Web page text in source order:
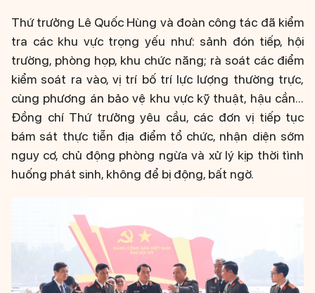
Thứ trưởng Lê Quốc Hùng và đoàn công tác đã kiểm
tra các khu vực trọng yếu như: sảnh đón tiếp, hội
trường, phòng họp, khu chức năng; rà soát các điểm
kiểm soát ra vào, vị trí bố trí lực lượng thường trực,
cùng phương án bảo vệ khu vực kỹ thuật, hậu cần...
Đồng chí Thứ trưởng yêu cầu, các đơn vị tiếp tục
bám sát thực tiễn địa điểm tổ chức, nhận diện sớm
nguy cơ, chủ động phòng ngừa và xử lý kịp thời tình
huống phát sinh, không để bị động, bất ngờ.